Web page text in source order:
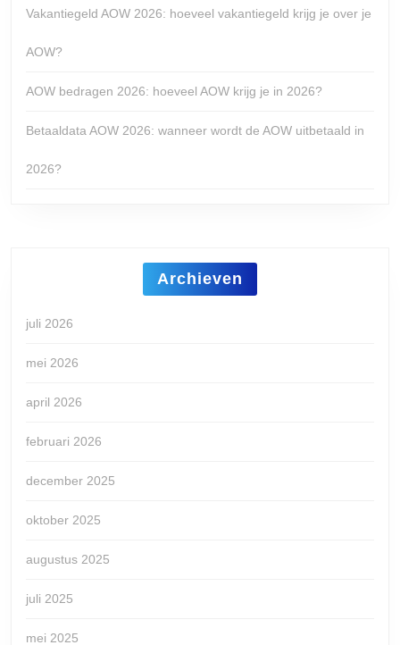
Vakantiegeld AOW 2026: hoeveel vakantiegeld krijg je over je
AOW?
AOW bedragen 2026: hoeveel AOW krijg je in 2026?
Betaaldata AOW 2026: wanneer wordt de AOW uitbetaald in
2026?
Archieven
juli 2026
mei 2026
april 2026
februari 2026
december 2025
oktober 2025
augustus 2025
juli 2025
mei 2025